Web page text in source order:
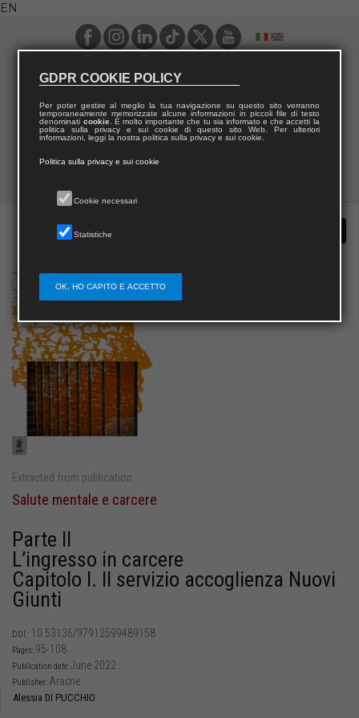
EN
Extracted from publication
Salute mentale e carcere
Parte II
L’ingresso in carcere
Capitolo I. Il servizio accoglienza Nuovi
Giunti
DOI: 10.53136/97912599489158
Pages: 95-108
Publication date:June 2022
Publisher: Aracne
Alessia DI PUCCHIO
GDPR COOKIE POLICY
Per poter gestire al meglio la tua navigazione su questo sito verranno
temporaneamente memorizzate alcune informazioni in piccoli file di testo
denominati cookie. È molto importante che tu sia informato e che accetti la
politica sulla privacy e sui cookie di questo sito Web. Per ulteriori
informazioni, leggi la nostra politica sulla privacy e sui cookie.
Politica sulla privacy e sui cookie
Cookie necessari
Statistiche
OK, HO CAPITO E ACCETTO